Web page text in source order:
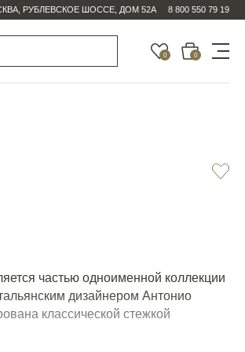
РУБЛЕВСКОЕ ШОССЕ, ДОМ 52А 8 800 550 79 19
0 0
частью одноименной коллекции
дизайнером Антонио
классической стежкой
каркасом и изогнутой спинкой,